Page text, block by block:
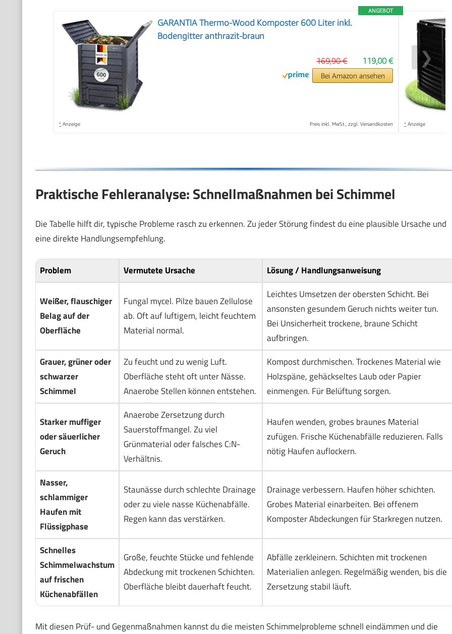
ANGEBOT
GARANTIA Thermo-Wood Komposter 600 Liter inkl.
Bodengitter anthrazit-braun
119,00 €
169,90 €
Bei Amazon ansehen
* Anzeige Preis inkl. MwSt., zzgl. Versandkosten * Anzeige
❯
Praktische Fehleranalyse: Schnellmaßnahmen bei Schimmel
Die Tabelle hilft dir, typische Probleme rasch zu erkennen. Zu jeder Störung findest du eine plausible Ursache und
eine direkte Handlungsempfehlung.
Problem Vermutete Ursache Lösung / Handlungsanweisung
Weißer, flauschiger
Belag auf der
Oberfläche
Fungal mycel. Pilze bauen Zellulose
ab. Oft auf luftigem, leicht feuchtem
Material normal.
Leichtes Umsetzen der obersten Schicht. Bei
ansonsten gesundem Geruch nichts weiter tun.
Bei Unsicherheit trockene, braune Schicht
aufbringen.
Grauer, grüner oder
schwarzer
Schimmel
Zu feucht und zu wenig Luft.
Oberfläche steht oft unter Nässe.
Anaerobe Stellen können entstehen.
Kompost durchmischen. Trockenes Material wie
Holzspäne, gehäckseltes Laub oder Papier
einmengen. Für Belüftung sorgen.
Starker muffiger
oder säuerlicher
Geruch
Anaerobe Zersetzung durch
Sauerstoffmangel. Zu viel
Grünmaterial oder falsches C:N-
Verhältnis.
Haufen wenden, grobes braunes Material
zufügen. Frische Küchenabfälle reduzieren. Falls
nötig Haufen auflockern.
Nasser,
schlammiger
Haufen mit
Flüssigphase
Staunässe durch schlechte Drainage
oder zu viele nasse Küchenabfälle.
Regen kann das verstärken.
Drainage verbessern. Haufen höher schichten.
Grobes Material einarbeiten. Bei offenem
Komposter Abdeckungen für Starkregen nutzen.
Schnelles
Schimmelwachstum
auf frischen
Küchenabfällen
Große, feuchte Stücke und fehlende
Abdeckung mit trockenen Schichten.
Oberfläche bleibt dauerhaft feucht.
Abfälle zerkleinern. Schichten mit trockenen
Materialien anlegen. Regelmäßig wenden, bis die
Zersetzung stabil läuft.
Mit diesen Prüf- und Gegenmaßnahmen kannst du die meisten Schimmelprobleme schnell eindämmen und die